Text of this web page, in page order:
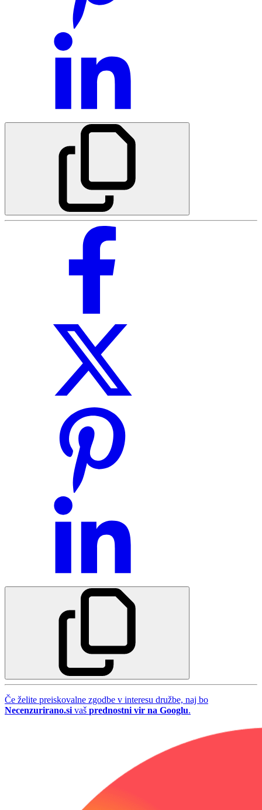
Če želite preiskovalne zgodbe v interesu družbe, naj bo
Necenzurirano.si vaš prednostni vir na Googlu.